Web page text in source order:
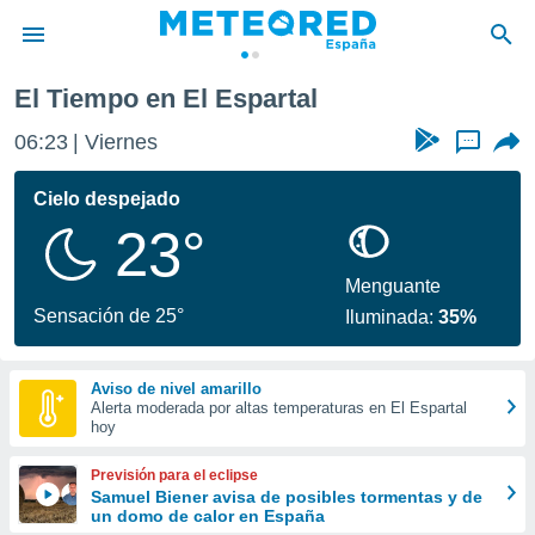
de
por
se
calidad.
a este
las
y
forma
digital
basada
El Tiempo en El Espartal
06:23 Viernes ...
Cielo despejado
23°
Sensación de 25°
Menguante
Iluminada:35%
Aviso de nivel amarillo
Alerta moderada por altas temperaturas en El Espartal
hoy
Previsión para el eclipse
Samuel Biener avisa de posibles tormentas y de
un domo de calor en España